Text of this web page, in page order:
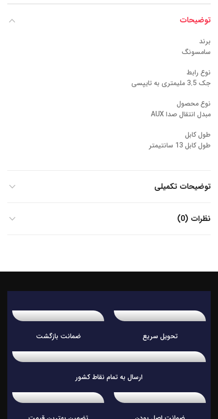
توضیحات
برند
سامسونگ
نوع رابط
جک 3.5 ملیمتری به تایپسی
نوع محصول
مبدل انتقال صدا AUX
طول کابل
طول کابل 13 سانتیمتر
توضیحات تکمیلی
نظرات (0)
تحویل سریع ضمانت بازگشت
ارسال به تمام نقاط کشور